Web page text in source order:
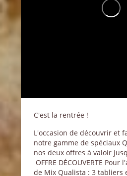
C'est la rentrée !
L'occasion de découvrir et
notre gamme de spéciaux
nos deux offres à valoir
️ OFFRE DÉCOUVERTE Pour
de Mix Qualista : 3 tabliers